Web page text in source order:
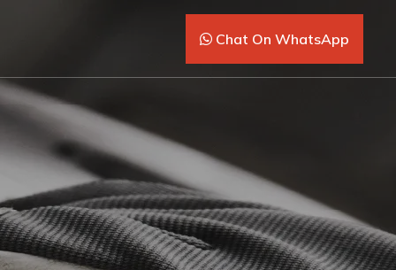
Chat On WhatsApp